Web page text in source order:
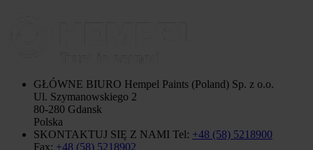
GŁÓWNE BIURO Hempel Paints (Poland) Sp. z o.o.
Ul. Szymanowskiego 2
80-280 Gdansk
Polska
SKONTAKTUJ SIĘ Z NAMI Tel: +48 (58) 5218900
Fax: +48 (58) 5218902